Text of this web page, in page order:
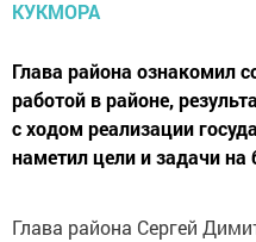
Глава района ознакомил
работой в районе,
с ходом реализации
наметил цели и задачи на
Глава района Сергей